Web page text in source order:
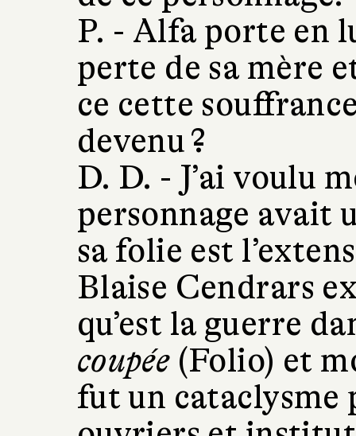
P. - Alfa porte en
perte de sa mère
ce cette
devenu ?
D. D. - J’ai voulu
personnage avait
sa folie est
Blaise Cendrars
qu’est la guerre
coupée(Folio) et
fut un cataclysme